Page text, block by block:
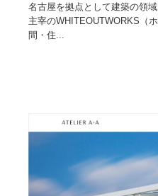
名古屋を拠点として建築の領
主宰のWHITEOUTWORKS（
間・住...